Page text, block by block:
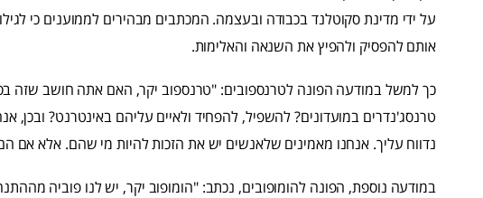
על ידי מדינת סקוטלנד בכבודה ובעצמה. המכתבים מבהירים לממוענים כי
אותם להפסיק ולהפיץ את השנאה והאלימות.
כך למשל במודעה הפונה לטרנספובים: "טרנספוב יקר, האם אתה חושב שזה
טרנסג'נדרים במועדונים? להשפיל, להפחיד ולאיים עליהם באינטרנט? ובכן,
נדווח עליך. אנחנו מאמינים שלאנשים יש את הזכות להיות מי שהם. אלא אם
במודעה נוספת, הפונה להומופובים, נכתב: "הומופוב יקר, יש לנו פוביה